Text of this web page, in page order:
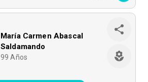
María Carmen Abascal
Saldamando
99 Años